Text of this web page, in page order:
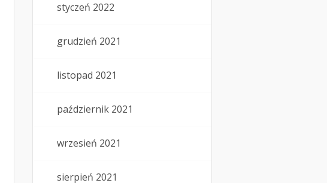
styczeń 2022
grudzień 2021
listopad 2021
październik 2021
wrzesień 2021
sierpień 2021